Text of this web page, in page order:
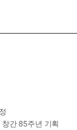
간 85주년 기획